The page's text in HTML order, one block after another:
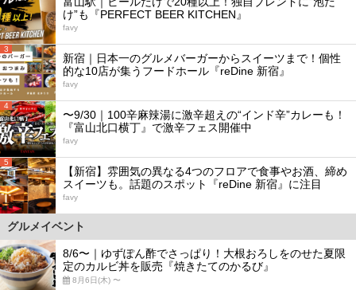
け”も『PERFECT BEER KITCHEN』
favy
3
新宿｜日本一のグルメバーガーからスイーツまで！個性
的な10店が集うフードホール『reDine 新宿』
favy
4
〜9/30｜100辛麻辣湯に激辛超えの“インド辛”カレーも！
『富山北口横丁』で激辛フェス開催中
favy
5
【新宿】雰囲気の異なる4つのフロアで食事やお酒、締め
スイーツも。話題のスポット『reDine 新宿』に注目
favy
グルメイベント
8/6〜｜ゆずぽん酢でさっぱり！大根おろしをのせた夏限
定のカルビ丼を販売『焼きたてのかるび』
8月6日(木) 〜